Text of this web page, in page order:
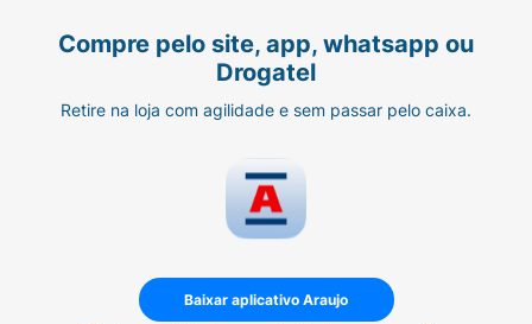
Compre pelo site, app, whatsapp ou
Drogatel
Retire na loja com agilidade e sem passar pelo caixa.
Baixar aplicativo Araujo